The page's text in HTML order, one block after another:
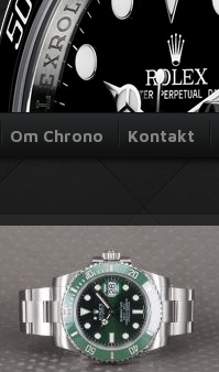
Om Chrono Kontakt